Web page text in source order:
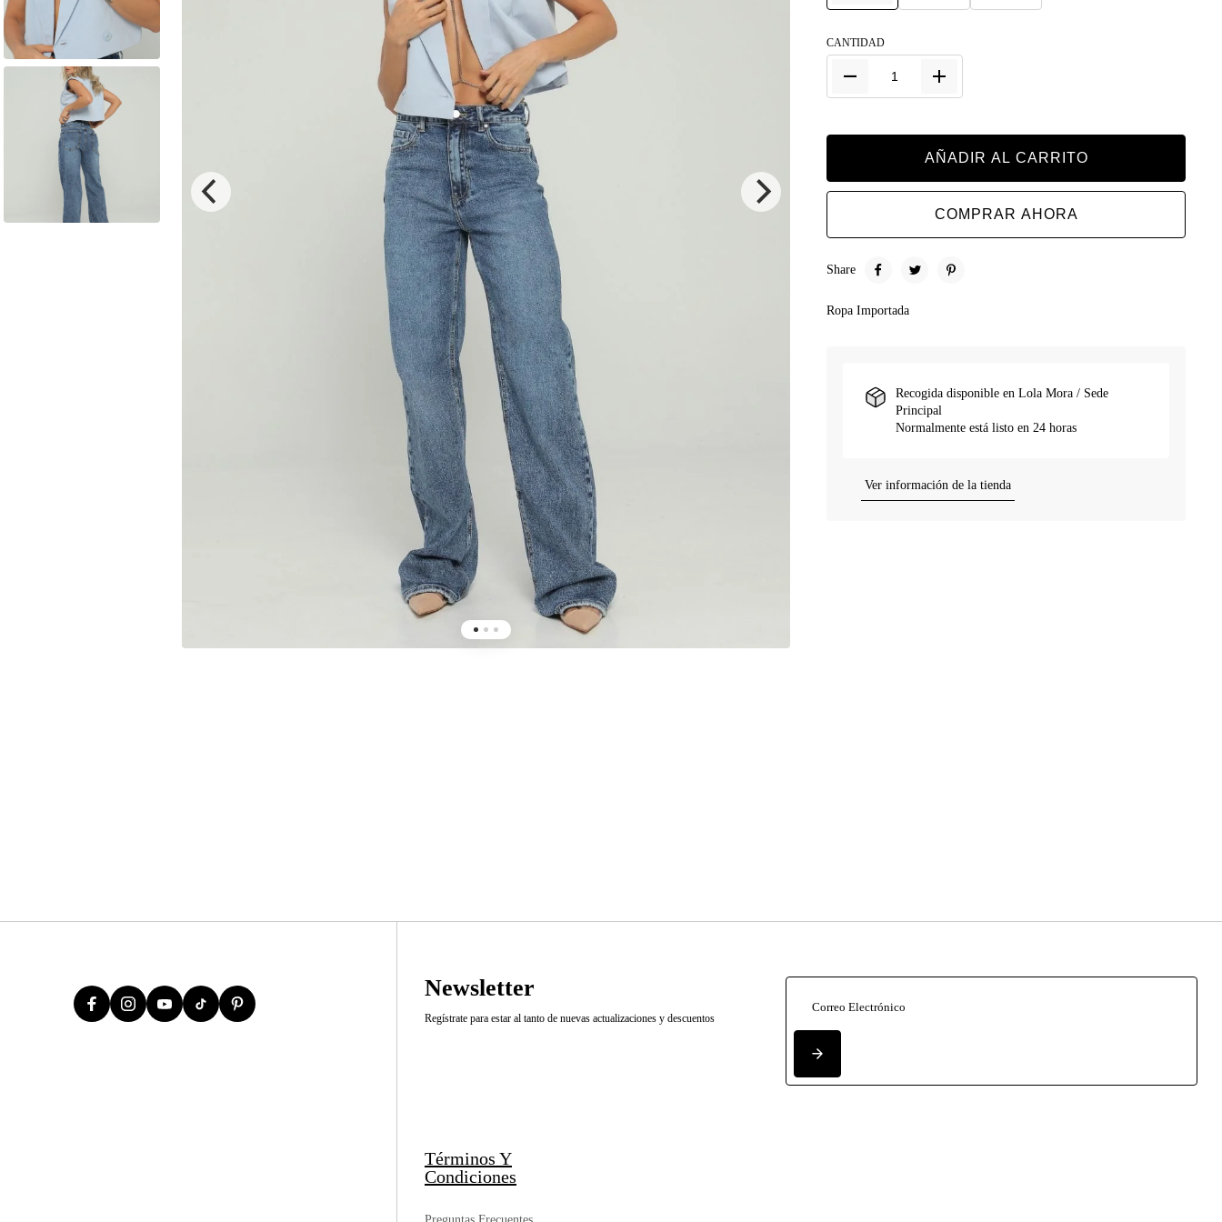
CANTIDAD
AÑADIR AL CARRITO
COMPRAR AHORA
Share
Ropa Importada
Recogida disponible enLola Mora / Sede
Principal
Normalmente está listo en 24 horas
Ver información de la tienda
Newsletter
Regístrate para estar al tanto de nuevas actualizaciones y descuentos
Términos Y
Condiciones